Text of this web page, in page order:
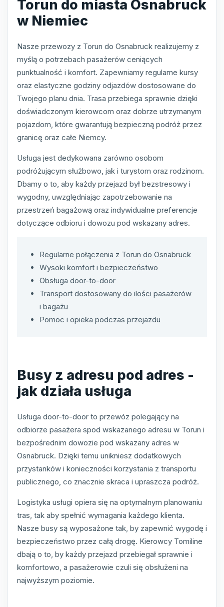
Torun do miasta Osnabruck
w Niemiec
Nasze przewozy z Torun do Osnabruck realizujemy z
myślą o potrzebach pasażerów ceniących
punktualność i komfort. Zapewniamy regularne kursy
oraz elastyczne godziny odjazdów dostosowane do
Twojego planu dnia. Trasa przebiega sprawnie dzięki
doświadczonym kierowcom oraz dobrze utrzymanym
pojazdom, które gwarantują bezpieczną podróż przez
granicę oraz całe Niemcy.
Usługa jest dedykowana zarówno osobom
podróżującym służbowo, jak i turystom oraz rodzinom.
Dbamy o to, aby każdy przejazd był bezstresowy i
wygodny, uwzględniając zapotrzebowanie na
przestrzeń bagażową oraz indywidualne preferencje
dotyczące odbioru i dowozu pod wskazany adres.
Regularne połączenia z Torun do Osnabruck
Wysoki komfort i bezpieczeństwo
Obsługa door-to-door
Transport dostosowany do ilości pasażerów
i bagażu
Pomoc i opieka podczas przejazdu
Busy z adresu pod adres -
jak działa usługa
Usługa door-to-door to przewóz polegający na
odbiorze pasażera spod wskazanego adresu w Torun i
bezpośrednim dowozie pod wskazany adres w
Osnabruck. Dzięki temu unikniesz dodatkowych
przystanków i konieczności korzystania z transportu
publicznego, co znacznie skraca i upraszcza podróż.
Logistyka usługi opiera się na optymalnym planowaniu
tras, tak aby spełnić wymagania każdego klienta.
Nasze busy są wyposażone tak, by zapewnić wygodę i
bezpieczeństwo przez całą drogę. Kierowcy Tomiline
dbają o to, by każdy przejazd przebiegał sprawnie i
komfortowo, a pasażerowie czuli się obsłużeni na
najwyższym poziomie.